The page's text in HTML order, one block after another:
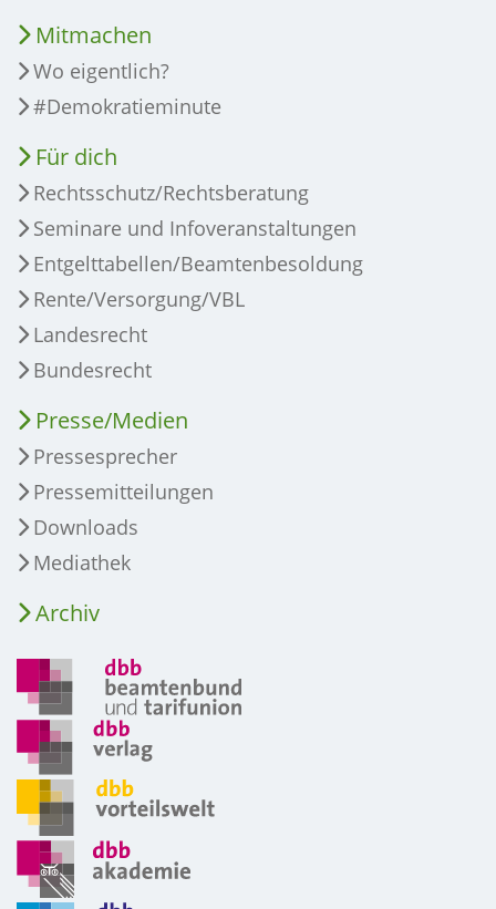
Mitmachen
Wo eigentlich?
#Demokratieminute
Für dich
Rechtsschutz/Rechtsberatung
Seminare und Infoveranstaltungen
Entgelttabellen/Beamtenbesoldung
Rente/Versorgung/VBL
Landesrecht
Bundesrecht
Presse/Medien
Pressesprecher
Pressemitteilungen
Downloads
Mediathek
Archiv